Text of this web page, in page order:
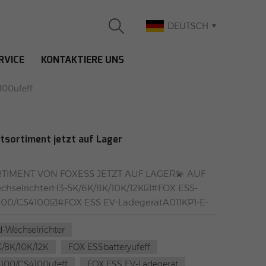
DEUTSCH
KONTAKTIERE UNS
jetzt auf Lager
VON FOXESS JETZT AUF LAGER💫 AUF
5K/6K/8K/10K/12K☑#FOX ESS-
CS4100☑#FOX ESS EV-LadegerätA011KP1-E-
DeutschlandLageradresse 2: Farbiarska 69,
Wechselrichter
10K/12K
FOX ESSbatteryufeff